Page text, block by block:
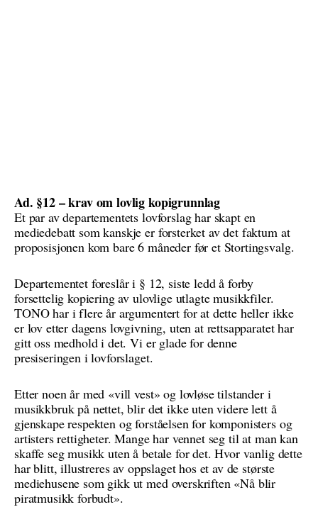
Ad. §12 – krav om lovlig kopigrunnlag
Et par av departementets lovforslag har skapt en
mediedebatt som kanskje er forsterket av det faktum at
proposisjonen kom bare 6 måneder før et Stortingsvalg.
Departementet foreslår i § 12, siste ledd å forby
forsettelig kopiering av ulovlige utlagte musikkfiler.
TONO har i flere år argumentert for at dette heller ikke
er lov etter dagens lovgivning, uten at rettsapparatet har
gitt oss medhold i det. Vi er glade for denne
presiseringen i lovforslaget.
Etter noen år med «vill vest» og lovløse tilstander i
musikkbruk på nettet, blir det ikke uten videre lett å
gjenskape respekten og forståelsen for komponisters og
artisters rettigheter. Mange har vennet seg til at man kan
skaffe seg musikk uten å betale for det. Hvor vanlig dette
har blitt, illustreres av oppslaget hos et av de største
mediehusene som gikk ut med overskriften «Nå blir
piratmusikk forbudt».